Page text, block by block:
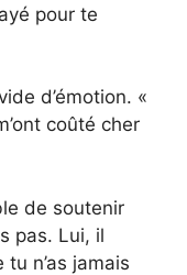
pour te
d’émotion. «
coûté cher
de soutenir
pas. Lui, il
n’as jamais